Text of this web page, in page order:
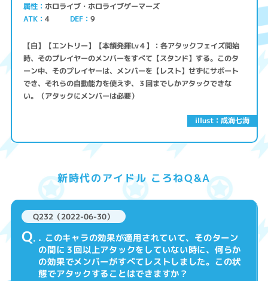
illust：成海七海
属性 ホロライブ・ホロライブゲーマーズ
ATK 4 DEF 9
【自】【エントリー】【本領発揮Lv４】：各アタックフェイズ開始
時、そのプレイヤーのメンバーをすべて【スタンド】する。このタ
ーン中、そのプレイヤーは、メンバーを【レスト】せずにサポート
でき、それらの自動能力を使えず、３回までしかアタックできな
い。（アタックにメンバーは必要）
新時代のアイドル ころねQ&A
Q232（2022-06-30）
Q . このキャラの効果が適用されていて、そのターン
の間に３回以上アタックをしていない時に、何らか
の効果でメンバーがすべてレストしました。この状
態でアタックすることはできますか？